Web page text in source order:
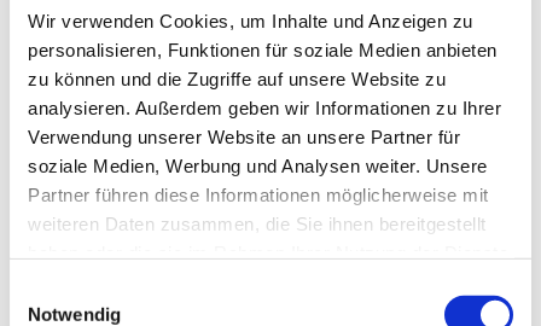
Wir verwenden Cookies, um Inhalte und Anzeigen zu
personalisieren, Funktionen für soziale Medien anbieten
zu können und die Zugriffe auf unsere Website zu
analysieren. Außerdem geben wir Informationen zu Ihrer
Verwendung unserer Website an unsere Partner für
soziale Medien, Werbung und Analysen weiter. Unsere
Partner führen diese Informationen möglicherweise mit
weiteren Daten zusammen, die Sie ihnen bereitgestellt
Notwendig